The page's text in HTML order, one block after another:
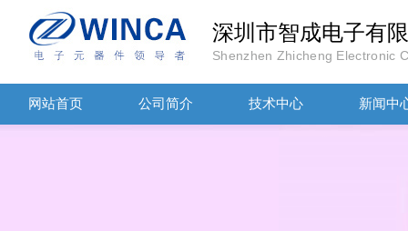
深圳市智成电子有
Shenzhen Zhicheng Electronic
网站首页 公司简介 技术中心 新闻中